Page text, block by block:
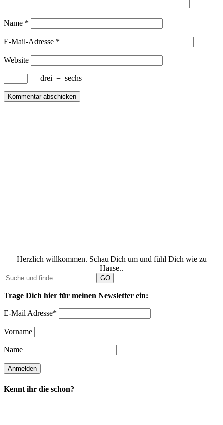
Name *
E-Mail-Adresse *
Website
+ drei = sechs
Herzlich willkommen. Schau Dich um und fühl Dich wie zu
Hause..
Trage Dich hier für meinen Newsletter ein:
E-Mail Adresse*
Vorname
Name
Kennt ihr die schon?